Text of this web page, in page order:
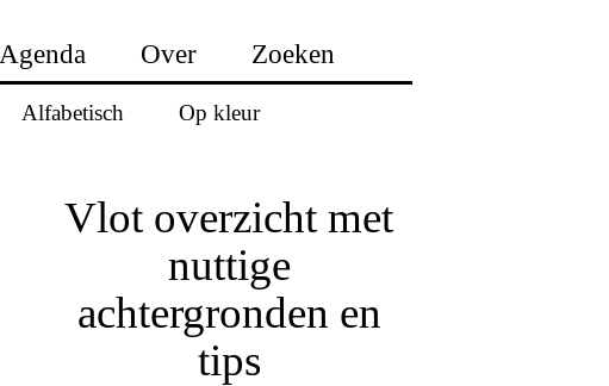
Alfabetisch Op kleur
Agenda Over Zoeken
Vlot overzicht met
nuttige
achtergronden en
tips